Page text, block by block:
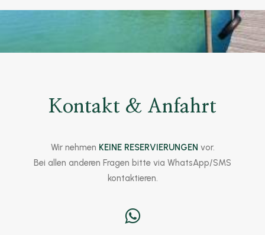
Kontakt & Anfahrt
Wir nehmen KEINE RESERVIERUNGEN vor.
Bei allen anderen Fragen bitte via WhatsApp/SMS
kontaktieren.